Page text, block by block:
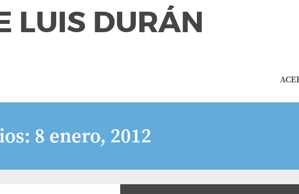
LUIS DURÁN
8 enero, 2012